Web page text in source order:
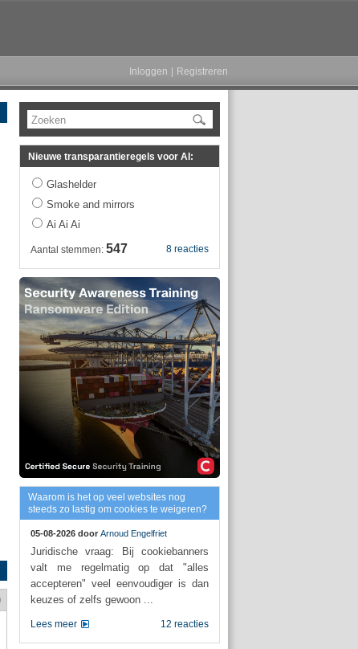
Inloggen Registreren
Zoeken
Nieuwe transparantieregels voor AI:
Glashelder
Smoke and mirrors
Ai Ai Ai
8 reacties
Aantal stemmen: 547
Waarom is het op veel websites nog
steeds zo lastig om cookies te weigeren?
05-08-2026 door Arnoud Engelfriet
Juridische vraag: Bij cookiebanners
valt me regelmatig op dat "alles
accepteren" veel eenvoudiger is dan
keuzes of zelfs gewoon ...
12 reacties
Lees meer